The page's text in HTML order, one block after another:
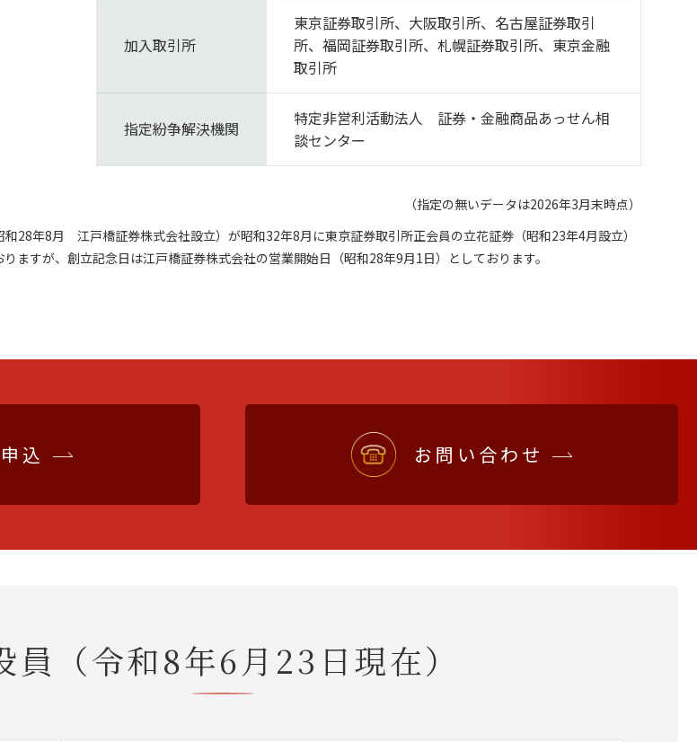
加入取引所
東京証券取引所、大阪取引所、名古屋証券取引
所、福岡証券取引所、札幌証券取引所、東京金融
取引所
指定紛争解決機関
特定非営利活動法人 証券・金融商品あっせん相
談センター
（指定の無いデータは2026年3月末時点）
28年8月 江戸橋証券株式会社設立）が昭和32年8月に東京証券取引所正会員の立花証券（昭和23年4月設立）
ますが、創立記念日は江戸橋証券株式会社の営業開始日（昭和28年9月1日）としております。
込 お問い合わせ
員 （令和8年6月 23日現在）